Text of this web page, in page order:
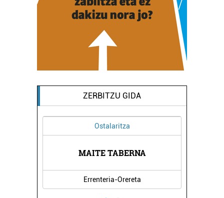
ZERBITZU GIDA
Ostalaritza
MAITE TABERNA
Errenteria-Orereta